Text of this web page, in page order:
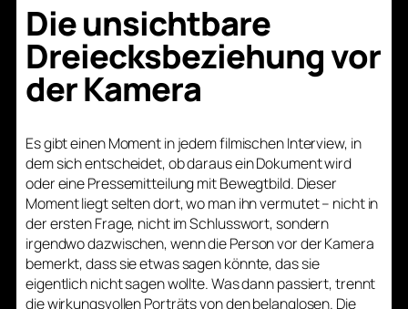
Die unsichtbare
Dreiecksbeziehung vor
der Kamera
Es gibt einen Moment in jedem filmischen Interview, in
dem sich entscheidet, ob daraus ein Dokument wird
oder eine Pressemitteilung mit Bewegtbild. Dieser
Moment liegt selten dort, wo man ihn vermutet – nicht in
der ersten Frage, nicht im Schlusswort, sondern
irgendwo dazwischen, wenn die Person vor der Kamera
bemerkt, dass sie etwas sagen könnte, das sie
eigentlich nicht sagen wollte. Was dann passiert, trennt
die wirkungsvollen Porträts von den belanglosen. Die